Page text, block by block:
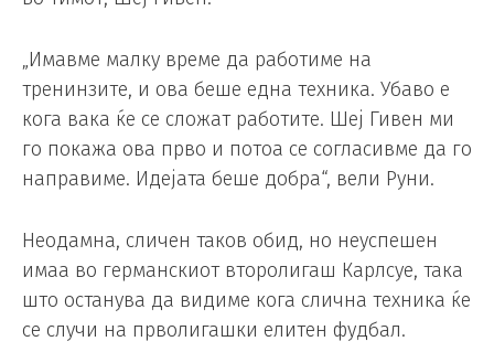
„Имавме малку време да работиме на
тренинзите, и ова беше една техника. Убаво е
кога вака ќе се сложат работите. Шеј Гивен ми
го покажа ова прво и потоа се согласивме да го
направиме. Идејата беше добра“, вели Руни.
Неодамна, сличен таков обид, но неуспешен
имаа во германскиот второлигаш Карлсуе, така
што останува да видиме кога слична техника ќе
се случи на прволигашки елитен фудбал.